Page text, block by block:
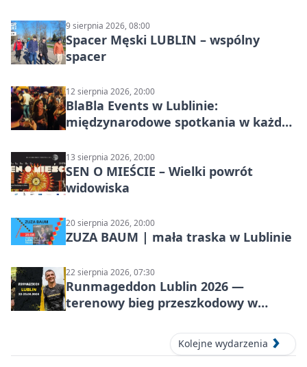
9 sierpnia 2026, 08:00
Spacer Męski LUBLIN – wspólny
spacer
12 sierpnia 2026, 20:00
BlaBla Events w Lublinie:
międzynarodowe spotkania w każdą
13 sierpnia 2026, 20:00
SEN O MIEŚCIE – Wielki powrót
widowiska
20 sierpnia 2026, 20:00
ZUZA BAUM | mała traska w Lublinie
22 sierpnia 2026, 07:30
Runmageddon Lublin 2026 —
terenowy bieg przeszkodowy w
Kolejne wydarzenia